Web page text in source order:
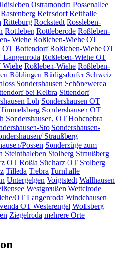
Ostramondra Possenallee
Rastenberg Reinsdorf Reithalle
Ritteburg Rockstedt Rossleben-
Rottleben Rottleberode Roßleben-
Wiehe Roßleben-Wiehe OT
OT Bottendorf Roßleben-Wiehe OT
Langenroda Roßleben-Wiehe OT
Wiehe Roßleben-Wiehe Roßleben-
Röblingen Rüdigsdorfer Schweiz
Sondershausen Schönewerda
bei Kelbra Sittendorf
Loh Sondershausen OT
Sondershausen OT
Sondershausen, OT Hohenebra
Sto Sondershausen-
Straußberg
Possen Sonderzüge zum
Steinthaleben Stolberg Straußberg
OT Roßla Südharz OT Stolberg
Tilleda Trebra Turnhalle
Untergelgen Voigtstedt Wallhausen
Westgreußen Wettelrode
OT Langenroda Windehausen
OT Westerengel Wolfsberg
Ziegelroda mehrere Orte